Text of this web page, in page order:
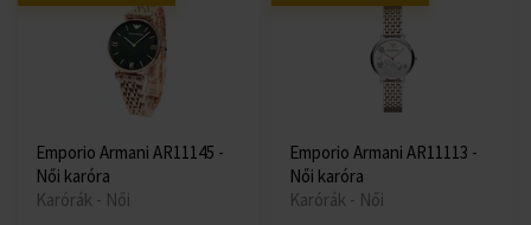
Emporio Armani AR11145 -
Női karóra
Karórák - Női
Emporio Armani AR11113 -
Női karóra
Karórák - Női